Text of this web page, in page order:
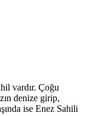
vardır. Çoğu
denize girip,
ise Enez Sahili